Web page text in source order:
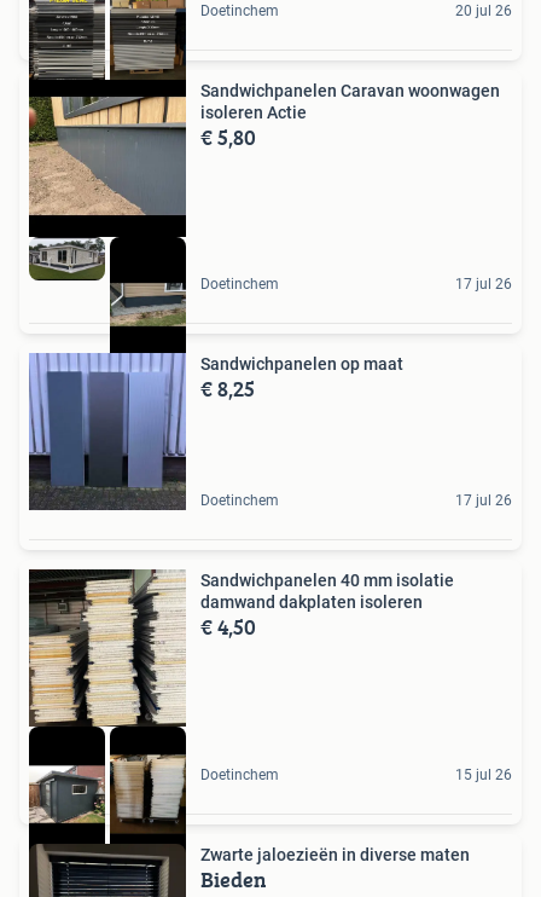
Doetinchem 20 jul 26
Sandwichpanelen Caravan woonwagen
isoleren Actie
€ 5,80
Doetinchem 17 jul 26
Sandwichpanelen op maat
€ 8,25
Doetinchem 17 jul 26
Sandwichpanelen 40 mm isolatie
damwand dakplaten isoleren
€ 4,50
Doetinchem 15 jul 26
Zwarte jaloezieën in diverse maten
Bieden